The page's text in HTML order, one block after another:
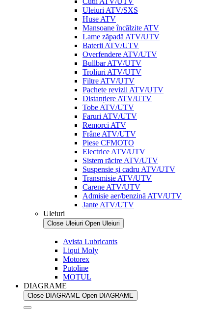
Uleiuri ATV/SXS
Huse ATV
Mansoane încălzite ATV
Lame zăpadă ATV/UTV
Baterii ATV/UTV
Overfendere ATV/UTV
Bullbar ATV/UTV
Troliuri ATV/UTV
Filtre ATV/UTV
Pachete revizii ATV/UTV
Distanțiere ATV/UTV
Tobe ATV/UTV
Faruri ATV/UTV
Remorci ATV
Frâne ATV/UTV
Piese CFMOTO
Electrice ATV/UTV
Sistem răcire ATV/UTV
Suspensie și cadru ATV/UTV
Transmisie ATV/UTV
Carene ATV/UTV
Admisie aer/benzină ATV/UTV
Jante ATV/UTV
Uleiuri
Close Uleiuri Open Uleiuri
Avista Lubricants
Liqui Moly
Motorex
Putoline
MOTUL
DIAGRAME
Close DIAGRAME Open DIAGRAME